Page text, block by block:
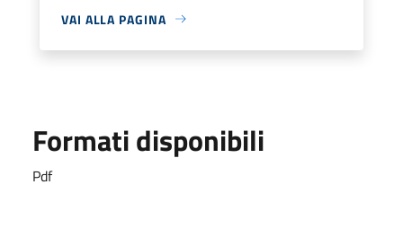
VAI ALLA PAGINA
Formati disponibili
Pdf